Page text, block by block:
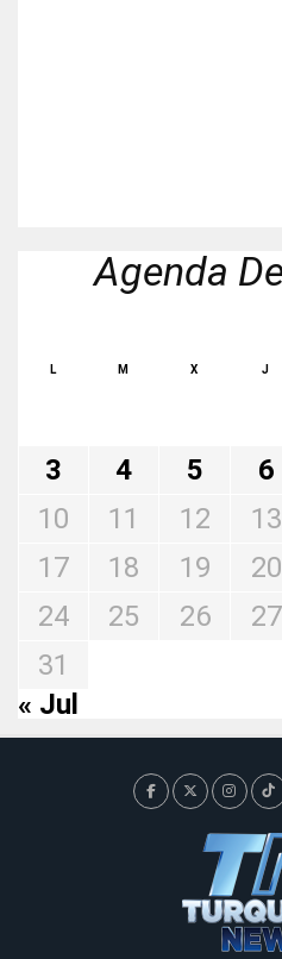
Agenda
L M X J
3
4 5 6
10
11 12 13
17
18 19 20
24
25 26 27
31
« Jul